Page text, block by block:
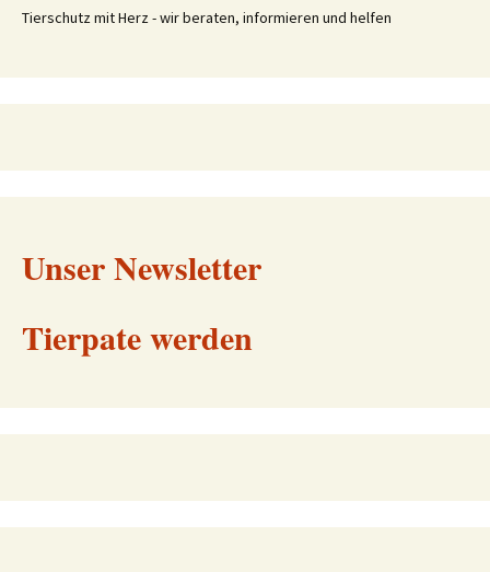
Tierschutz mit Herz - wir beraten, informieren und helfen
Unser Newsletter
Tierpate werden